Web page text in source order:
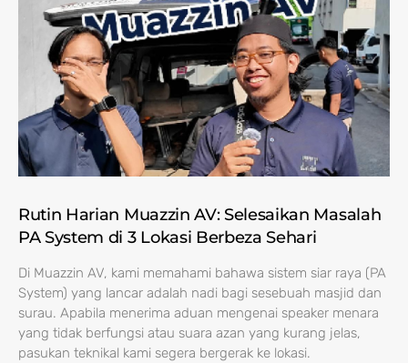
Rutin Harian Muazzin AV: Selesaikan Masalah
PA System di 3 Lokasi Berbeza Sehari
Di Muazzin AV, kami memahami bahawa sistem siar raya (PA
System) yang lancar adalah nadi bagi sesebuah masjid dan
surau. Apabila menerima aduan mengenai speaker menara
yang tidak berfungsi atau suara azan yang kurang jelas,
pasukan teknikal kami segera bergerak ke lokasi.